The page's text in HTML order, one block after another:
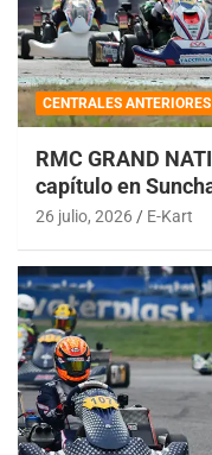
CENTRALES ANTERIORES
RMC GRAND
capítulo en
26 julio, 2026 E-Kart